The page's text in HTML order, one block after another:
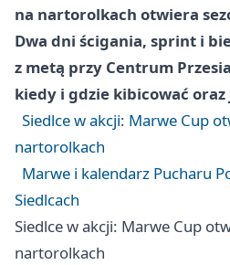
na nartorolkach otwiera
Dwa dni ścigania, sprint i
z metą przy Centrum
kiedy i gdzie kibicować
Siedlce w akcji: Marwe Cup
nartorolkach
Marwe i kalendarz Pucharu
Siedlcach
Siedlce w akcji: Marwe Cup
nartorolkach